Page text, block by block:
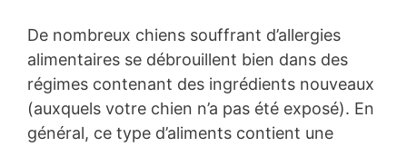
De nombreux chiens souffrant d’allergies
alimentaires se débrouillent bien dans des
régimes contenant des ingrédients nouveaux
(auxquels votre chien n’a pas été exposé). En
général, ce type d’aliments contient une